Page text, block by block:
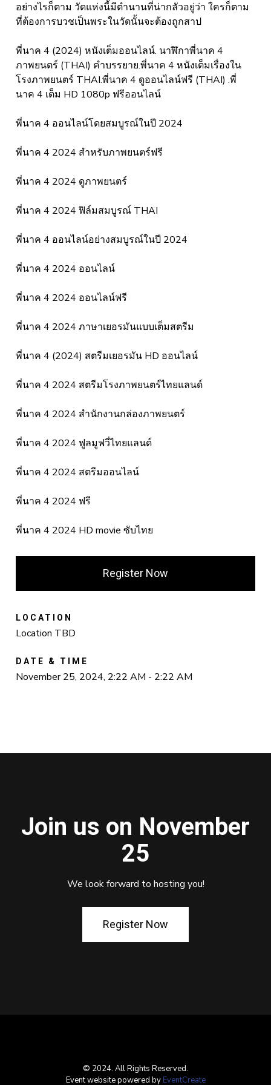
อย่างไรก็ตาม วัดแห่งนี้มีตำนานที่น่ากลัวอยู่ว่า ใครก็ตาม
ที่ต้องการบวชเป็นพระในวัดนั้นจะต้องถูกสาป
พี่นาค 4 (2024) หนังเต็มออนไลน์. นาฬิกาพี่นาค 4
ภาพยนตร์ (THAI) คำบรรยาย.พี่นาค 4 หนังเต็มเรื่องใน
โรงภาพยนตร์ THAI.พี่นาค 4 ดูออนไลน์ฟรี (THAI) .พี่
นาค 4 เต็ม HD 1080p ฟรีออนไลน์
พี่นาค 4 ออนไลน์โดยสมบูรณ์ในปี 2024
พี่นาค 4 2024 สำหรับภาพยนตร์ฟรี
พี่นาค 4 2024 ดูภาพยนตร์
พี่นาค 4 2024 ฟิล์มสมบูรณ์ THAI
พี่นาค 4 ออนไลน์อย่างสมบูรณ์ในปี 2024
พี่นาค 4 2024 ออนไลน์
พี่นาค 4 2024 ออนไลน์ฟรี
พี่นาค 4 2024 ภาษาเยอรมันแบบเต็มสตรีม
พี่นาค 4 (2024) สตรีมเยอรมัน HD ออนไลน์
พี่นาค 4 2024 สตรีมโรงภาพยนตร์ไทยแลนด์
พี่นาค 4 2024 สํานักงานกล่องภาพยนตร์
พี่นาค 4 2024 ฟูลมูฟวี่ไทยแลนด์
พี่นาค 4 2024 สตรีมออนไลน์
พี่นาค 4 2024 ฟรี
พี่นาค 4 2024 HD movie ซับไทย
Register Now
LOCATION
Location TBD
DATE & TIME
November 25, 2024, 2:22 AM - 2:22 AM
Join us on November
25
We look forward to hosting you!
Register Now
© 2024. All Rights Reserved.
Event website powered by EventCreate